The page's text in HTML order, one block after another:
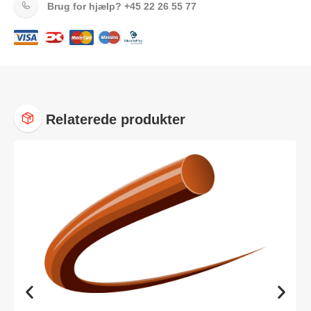
Brug for hjælp? +45 22 26 55 77
Relaterede produkter